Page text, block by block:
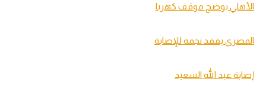
الأهلي يوضح موقف كهربا
المصري يفقد نجمه للإصابة
إصابة عبد الله السعيد